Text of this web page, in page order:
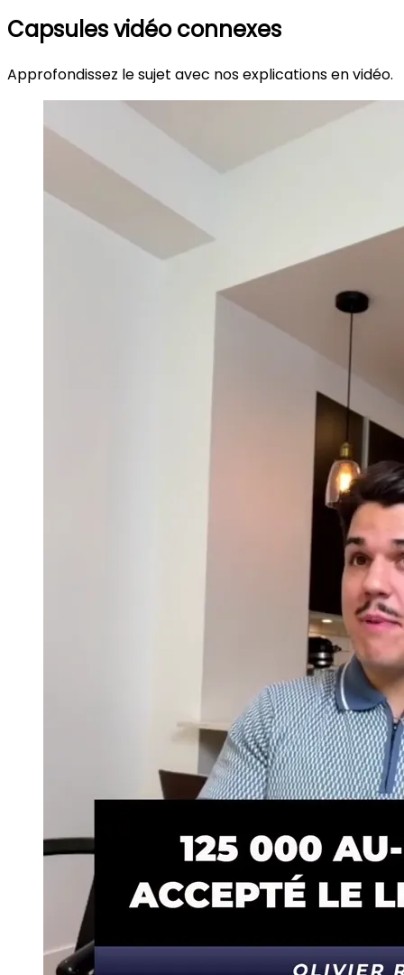
Capsules vidéo connexes
Approfondissez le sujet avec nos explications en vidéo.